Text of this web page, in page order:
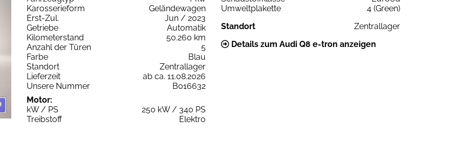
Karosserieform
Geländewagen
Erst-Zul.
Jun / 2023
Getriebe
Automatik
Kilometerstand
50.260 km
Anzahl der Türen
5
Farbe
Blau
Standort
Zentrallager
Lieferzeit
ab ca. 11.08.2026
Unsere Nummer
B016632
Motor:
kW / PS
250 kW / 340 PS
Treibstoff
Elektro
Umweltplakette
4 (Green)
Standort
Zentrallager
Details zum Audi Q8 e-tron anzeigen